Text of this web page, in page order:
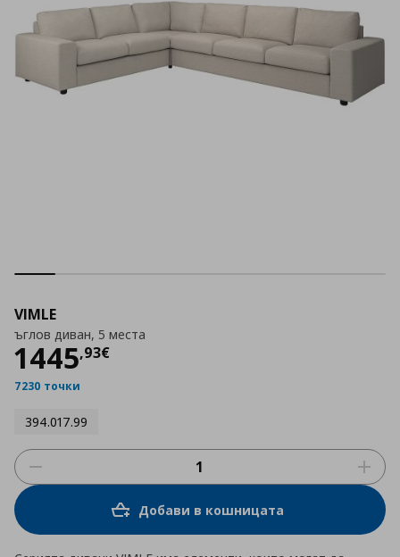
VIMLE
ъглов диван, 5 места
1445,93€
Цена1445,93 €
7230 точки
394.017.99
Добави в кошницата